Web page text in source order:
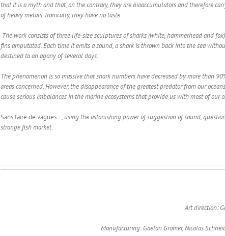
that it is a myth and that, on the contrary, they are bioaccumulators and therefore
of heavy metals. Ironically, they have no taste.
The work consists of three life-size sculptures of sharks (white, hammerhead and
fins amputated. Each time it emits a sound, a shark is thrown back into the sea
destined to an agony of several days.
The phenomenon is so massive that shark numbers have decreased by more than
areas concerned. However, the disappearance of the greatest predator from our
cause serious imbalances in the marine ecosystems that provide us with most of our
Sans faire de vagues…, using the astonishing power of suggestion of sound,
strange fish market.
Art direction:
Manufacturing: Gaëtan Gromer, Nicolas